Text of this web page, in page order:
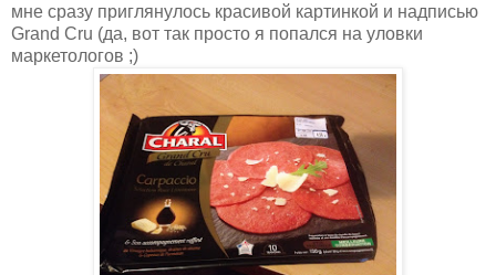
мне сразу приглянулось красивой картинкой и надписью
Grand Cru (да, вот так просто я попался на уловки
маркетологов ;)